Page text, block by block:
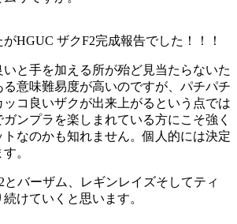
HGUC ザクF2完成報告でした！！！
と手を加える所が殆ど見当たらないた
意味難易度が高いのですが、パチパチ
コ良いザクが出来上がるという点では
ンプラを楽しまれている方にこそ強く
なのかも知れません。個人的には決定
。
とバーザム、レギンレイズそしてティ
けていくと思います。